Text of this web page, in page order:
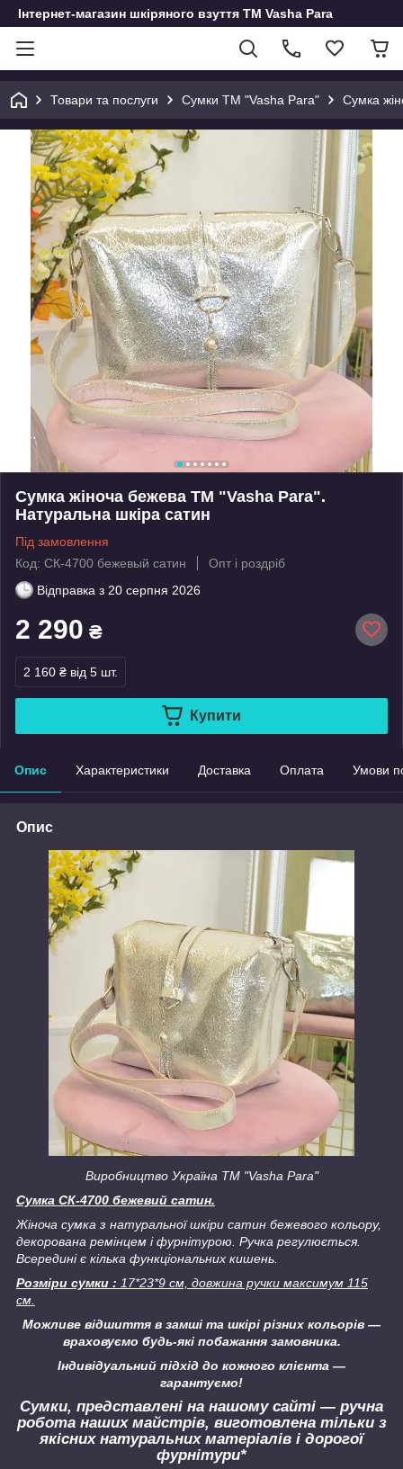
Інтернет-магазин шкіряного взуття ТМ Vasha Para
Товари та послуги Сумки ТМ "Vasha Para" Сумка
Сумка жіноча бежева ТМ "Vasha Para".
Натуральна шкіра сатин
Під замовлення
Код: СК-4700 бежевый сатин
Опт і роздріб
Відправка з 20 серпня 2026
2 290 ₴
2 160 ₴ від 5 шт.
Купити
Опис Характеристики Доставка Оплата Умови
Опис
Виробництво Україна ТМ "Vasha Para"
Сумка СК-4700 бежевий сатин.
Жіноча сумка з натуральної шкіри сатин бежевого кольору,
декорована ремінцем і фурнітурою. Ручка регулюється.
Всередині є кілька функціональних кишень.
Розміри сумки : 17*23*9 см, довжина ручки максимум 115
см.
Можливе відшиття в замші та шкірі різних кольорів —
враховуємо будь-які побажання замовника.
Індивідуальний підхід до кожного клієнта —
гарантуємо!
Сумки, представлені на нашому сайті — ручна
робота наших майстрів, виготовлена тільки з
якісних натуральних матеріалів і дорогої
фурнітури*